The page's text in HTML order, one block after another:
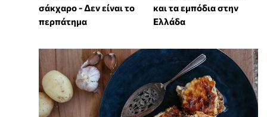
σάκχαρο - Δεν είναι το
περπάτημα
και τα εμπόδια στην
Ελλάδα